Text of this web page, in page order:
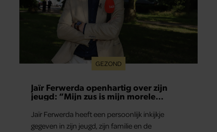
GEZOND
Jaïr Ferwerda openhartig over zijn
jeugd: “Mijn zus is mijn morele
Jaïr Ferwerda heeft een persoonlijk inkijkje
gegeven in zijn jeugd, zijn familie en de